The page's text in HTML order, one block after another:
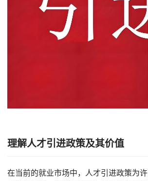
理解人才引进政策及其价值
在当前的就业市场中，人才引进政策为